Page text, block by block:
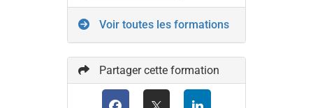
Voir toutes les formations
Partager cette formation